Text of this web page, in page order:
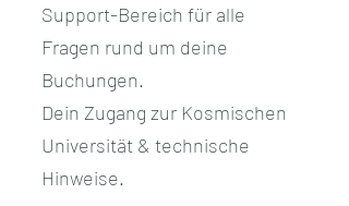
Support-Bereich für alle
Fragen rund um deine
Buchungen.
Dein Zugang zur Kosmischen
Universität & technische
Hinweise.